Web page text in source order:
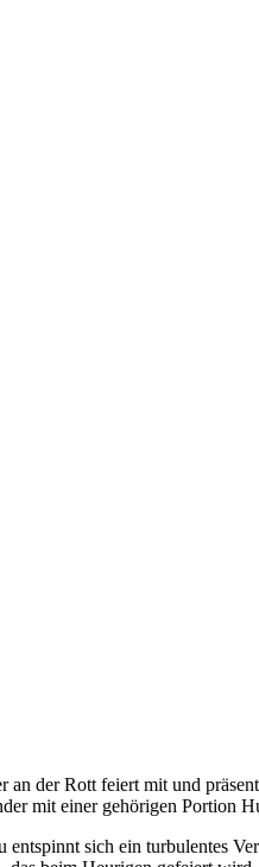
der Rott feiert mit und
mit einer gehörigen Portion
sich ein turbulentes